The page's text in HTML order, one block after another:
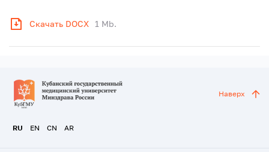
Скачать DOCX 1 Mb.
RU EN CN AR
Наверх